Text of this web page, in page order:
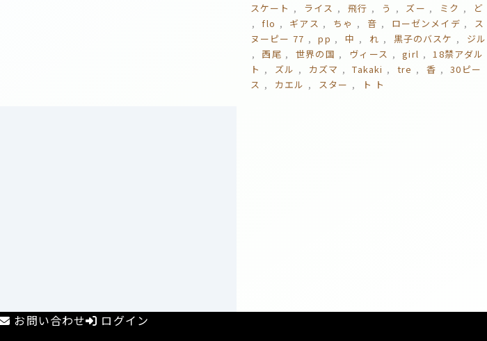
スケート
ライス 飛行 う ズー ミク
ど
flo
ギアス ちゃ 音 ローゼンメイデ
ス
ヌーピー 77
pp 中 れ 黒子のバスケ
ジル
西尾
世界の国 ヴィース girl
18禁アダル
ト
ズル カズマ Takaki tre 香
30ピー
ス
カエル スター ト ト
お問い合わせ ログイン